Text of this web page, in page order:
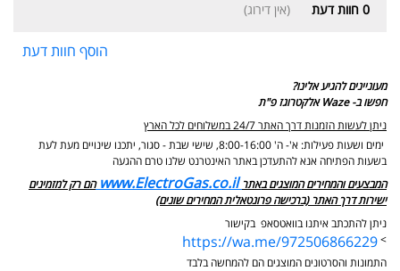
0 חוות דעת (אין דירוג)
הוסף חוות דעת
מעוניינים להגיע אלינו?
חפשו ב- Waze אלקטרוגז פ"ת
ניתן לעשות הזמנות דרך האתר 24/7 במשלוחים לכל הארץ
ימים ושעות פעילות: א'- ה' 8:00-16:00, שישי שבת - סגור,
יתכנו שינויים מעת לעת
בשעות הפתיחה אנא להתעדכן באתר האינטרנט שלנו טרם ההגעה
המבצעים והמחירים המוצגים באתר www.ElectroGas.co.il הם רק למזמינים
ישירות דרך האתר (ברכישה פרונטאלית המחירים שונים)
ניתן להתכתב איתנו בוואטסאפ בקישור
>
https://wa.me/972506866229
התמונות והסרטונים המוצגים הם להמחשה בלבד